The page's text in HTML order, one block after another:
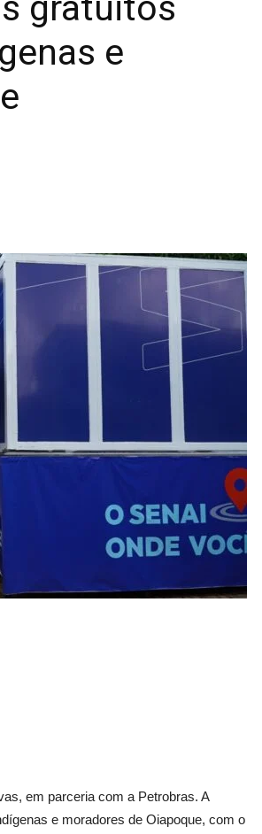
e
em parceria com a Petrobras. A
e moradores de Oiapoque, com o